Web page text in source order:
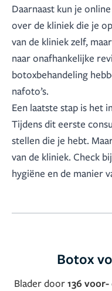
Daarnaast kun je
over de kliniek die je
van de kliniek zelf,
naar onafhankelijke
botoxbehandeling
nafoto’s.
Een laatste stap is het
Tijdens dit eerste
stellen die je hebt.
van de kliniek. Check
hygiëne en de manier
Botox
Blader door136 voor-